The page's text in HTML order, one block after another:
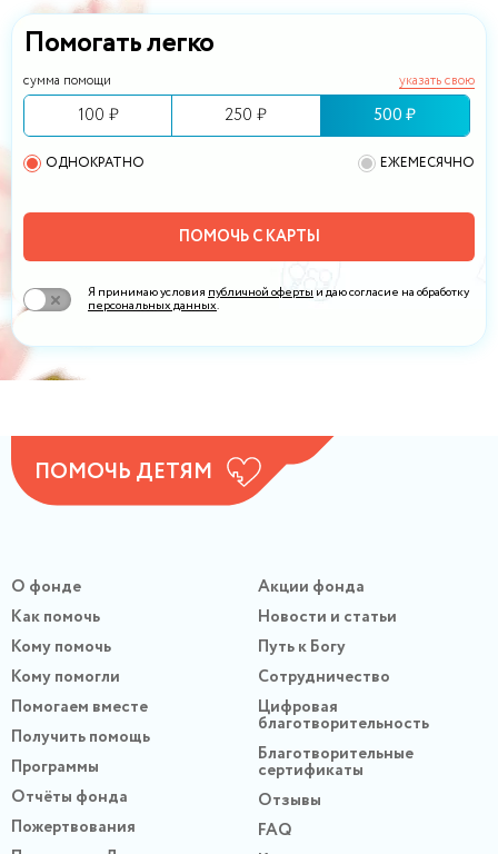
Помогать легко
сумма помощи указать свою
100 ₽ 250 ₽ 500 ₽
ОДНОКРАТНО ЕЖЕМЕСЯЧНО
ПОМОЧЬ С КАРТЫ
Я принимаю условия публичной оферты и даю согласие на обработку
персональных данных.
ПОМОЧЬ ДЕТЯМ
О фонде
Как помочь
Кому помочь
Кому помогли
Помогаем вместе
Получить помощь
Программы
Отчёты фонда
Пожертвования
Акции фонда
Новости и статьи
Путь к Богу
Сотрудничество
Цифровая
благотворительность
Благотворительные
сертификаты
Отзывы
FAQ